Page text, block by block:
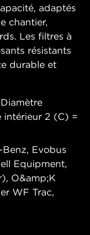
adaptés
chantier,
Les filtres à
résistants
durable et
intérieur 2 (C) =
Evobus
Equipment,
O&amp;K
WF Trac,